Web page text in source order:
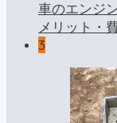
車のエンジ
メリット・
3